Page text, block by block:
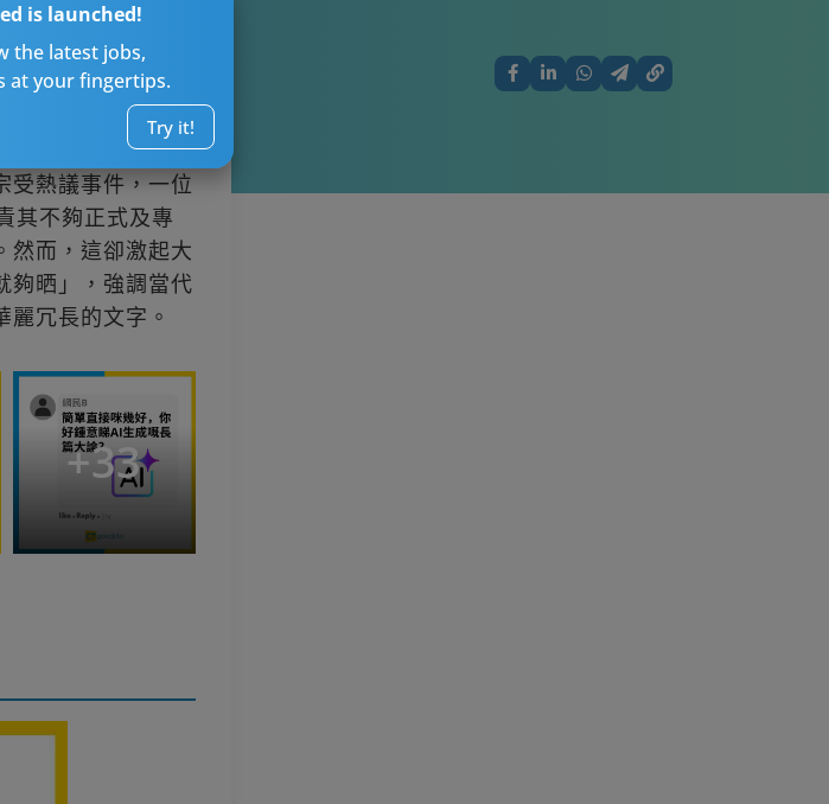
is launched!
the latest jobs,
at your fingertips.
Try it!
受熱議事件，一位
其不夠正式及專
然而，這卻激起大
夠晒」，強調當代
冗長的文字。
+33